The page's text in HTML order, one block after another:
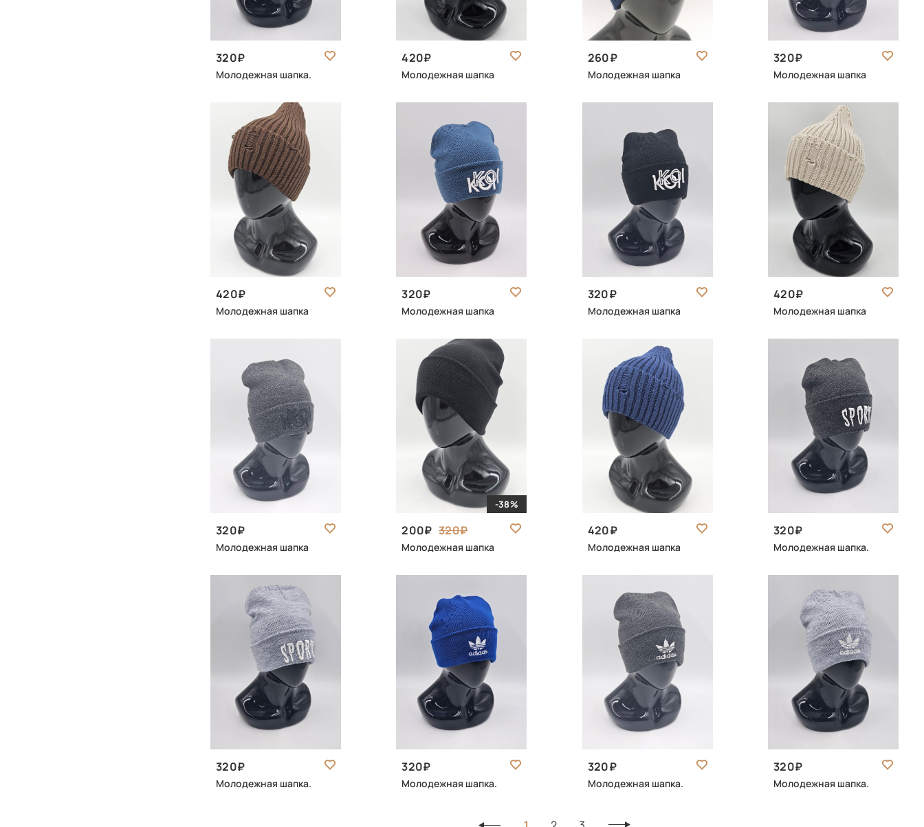
320
Молодежная шапка.
420
Молодежная шапка
260
Молодежная шапка
320
Молодежная шапка
420
Молодежная шапка
320
Молодежная шапка
320
Молодежная шапка
420
Молодежная шапка
320
Молодежная шапка
-38%
200 320
Молодежная шапка
420
Молодежная шапка
320
Молодежная шапка.
320
Молодежная шапка.
320
Молодежная шапка.
320
Молодежная шапка.
320
Молодежная шапка.